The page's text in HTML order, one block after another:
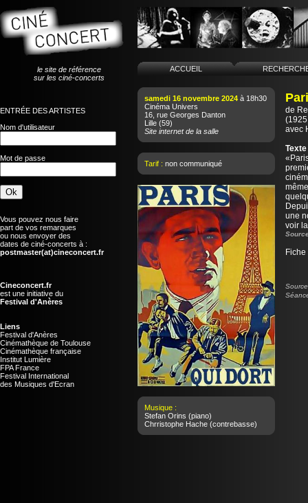
le site de référence
sur les ciné-concerts
ENTRÉE DES ARTISTES
Nom d'utilisateur
Mot de passe
Vous pouvez nous faire
part de vos remarques
ou nous envoyer des
dates de ciné-concerts à :
postmaster(at)cineconcert.fr
Cineconcert.fr
est une initiative du
Festival d'Anères
Liens
Festival d'Anères
Cinémathèque de Toulouse
Cinémathèque française
Institut Lumière
FPA France
Festival International
des Musiques d'Ecran
ACCUEIL
samedi 16 novembre 2024 à 18h30
Cinéma Univers
16, rue Georges Danton
Lille (59)
Site internet de la salle
Tarif : non communiqué
Musique :
Stefan Orins (piano)
Chrristophe Hache (contrebasse)
de
avec
une
voir